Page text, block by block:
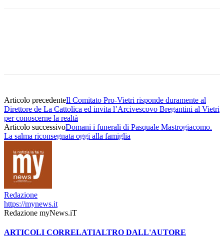
Articolo precedenteIl Comitato Pro-Vietri risponde duramente al
Direttore de La Cattolica ed invita l’Arcivescovo Bregantini al Vietri
per conoscerne la realtà
Articolo successivoDomani i funerali di Pasquale Mastrogiacomo.
La salma riconsegnata oggi alla famiglia
Redazione
https://mynews.it
Redazione myNews.iT
ARTICOLI CORRELATIALTRO DALL'AUTORE